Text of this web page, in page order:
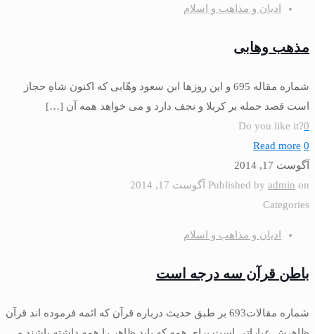
ادیان و مذاهب و اسلام
مذهب وهابی
شماره مقاله 695 و اين روزها ابن سعود وهّابى كه اكنون شاهِ حجاز
است قصد حمله بر كربلا و نجف دارد و مى ‏خواهد همه آن […]
Do you like it?0
0
Read more
آگوست 17, 2014
Published by admin on
آگوست 17, 2014
Categories
ادیان و مذاهب و اسلام
باطن قرآن سه درجه است
شماره مقالات693 بر طبق حديث درباره قرآن كه ائمه فرموده ‏اند قرآن